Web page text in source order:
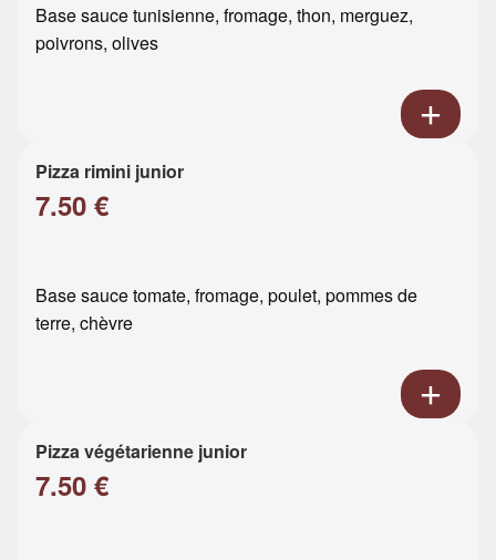
Base sauce tunisienne, fromage, thon, merguez,
poivrons, olives
Pizza rimini junior
7.50 €
Base sauce tomate, fromage, poulet, pommes de
terre, chèvre
Pizza végétarienne junior
7.50 €